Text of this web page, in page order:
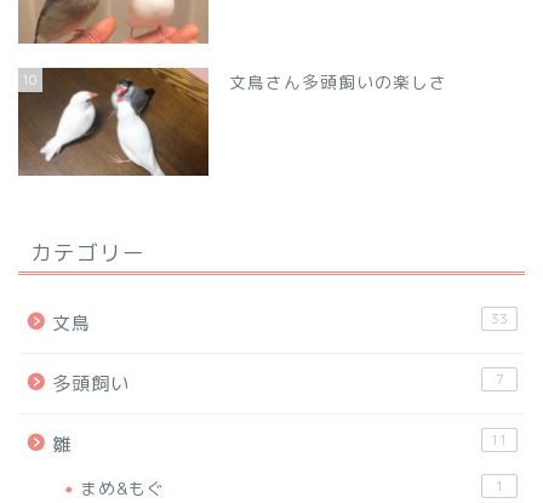
10 文鳥さん多頭飼いの楽しさ
カテゴリー
文鳥 33
多頭飼い 7
雛 11
まめ&もぐ 1